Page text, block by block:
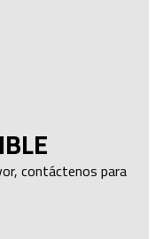
contáctenos para